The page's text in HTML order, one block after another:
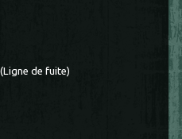
de fuite)